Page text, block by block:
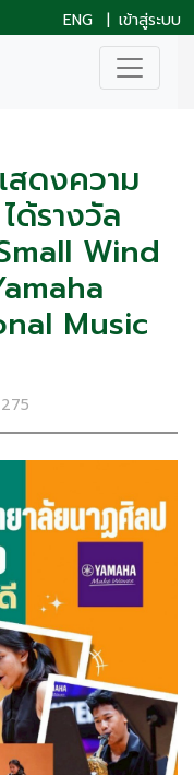
ENG | เข้าสู่ระบบ
ดงความ
รางวัล
Wind
Music
275